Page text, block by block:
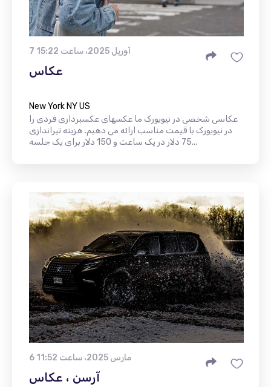
7 آوریل 2025، ساعت 15:22
عکاس
New York NY US
عکاسی شخصی در نیویورک ما عکسهای عکسبرداری فردی را
در نیویورک با قیمت مناسب ارائه می دهیم. هزینه تیراندازی
75 دلار در یک ساعت و 150 دلار برای یک جلسه...
6 مارس 2025، ساعت 11:52
آرسن ، عکاس